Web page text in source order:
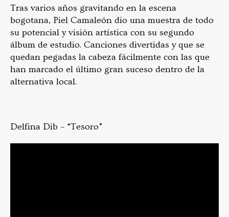
Tras varios años gravitando en la escena
bogotana, Piel Camaleón dio una muestra de todo
su potencial y visión artística con su segundo
álbum de estudio. Canciones divertidas y que se
quedan pegadas la cabeza fácilmente con las que
han marcado el último gran suceso dentro de la
alternativa local.
Delfina Dib – “Tesoro”